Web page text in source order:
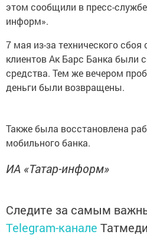
этом сообщили в пресс-
информ».
7 мая из-за технического сбоя
клиентов Ак Барс Банка были
средства. Тем же вечером
деньги были возвращены.
Также была восстановлена
мобильного банка.
ИА «Татар-информ»
Следите за самым
Telegram-канале